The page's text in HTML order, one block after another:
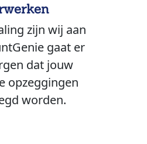
zijn wij aan
gaat er
dat jouw
opzeggingen
worden.